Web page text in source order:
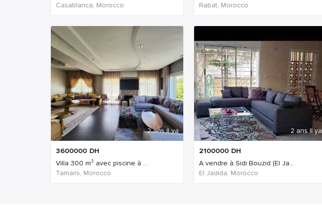
Casablanca, Morocco
Rabat, Morocco
2 ans Il ya
3600000 DH
Villa 300 m² avec piscine à ...
Tamaris, Morocco
2 ans Il ya
2100000 DH
A vendre à Sidi Bouzid (El Ja...
El Jadida, Morocco